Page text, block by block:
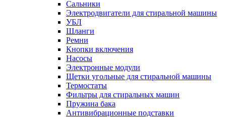
Сальники
Электродвигатели для стиральной машины
УБЛ
Шланги
Ремни
Кнопки включения
Насосы
Электронные модули
Щетки угольные для стиральной машины
Термостаты
Фильтры для стиральных машин
Пружина бака
Антивибрационные подставки